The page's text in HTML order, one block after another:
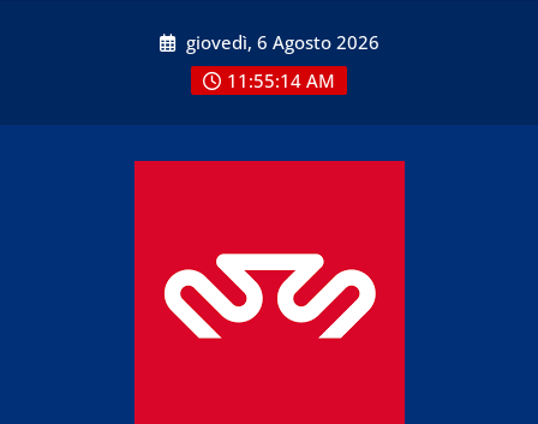
giovedì, 6 Agosto 2026
11:55:15 AM